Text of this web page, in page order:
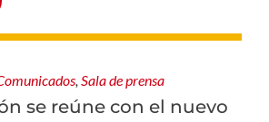
, Sala de prensa
se reúne con el nuevo